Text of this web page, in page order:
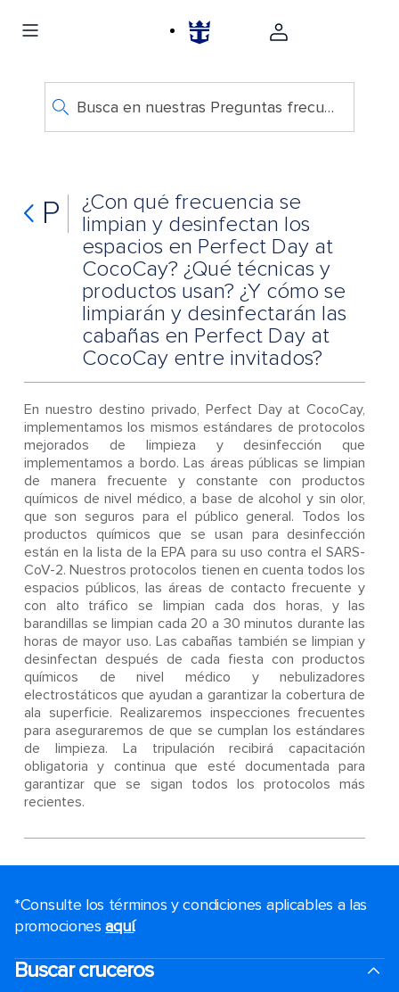
Busca en nuestras Preguntas frecuentes
P
¿Con qué frecuencia se
limpian y desinfectan los
espacios en Perfect Day at
CocoCay? ¿Qué técnicas y
productos usan? ¿Y cómo se
limpiarán y desinfectarán las
cabañas en Perfect Day at
CocoCay entre invitados?
En nuestro destino privado, Perfect Day at CocoCay,
implementamos los mismos estándares de protocolos
mejorados de limpieza y desinfección que
implementamos a bordo. Las áreas públicas se limpian
de manera frecuente y constante con productos
químicos de nivel médico, a base de alcohol y sin olor,
que son seguros para el público general. Todos los
productos químicos que se usan para desinfección
están en la lista de la EPA para su uso contra el SARS-
CoV-2. Nuestros protocolos tienen en cuenta todos los
espacios públicos, las áreas de contacto frecuente y
con alto tráfico se limpian cada dos horas, y las
barandillas se limpian cada 20 a 30 minutos durante las
horas de mayor uso. Las cabañas también se limpian y
desinfectan después de cada fiesta con productos
químicos de nivel médico y nebulizadores
electrostáticos que ayudan a garantizar la cobertura de
ala superficie. Realizaremos inspecciones frecuentes
para aseguraremos de que se cumplan los estándares
de limpieza. La tripulación recibirá capacitación
obligatoria y continua que esté documentada para
garantizar que se sigan todos los protocolos más
recientes.
*Consulte los términos y condiciones aplicables a las
promocionesaquí.
Buscar cruceros